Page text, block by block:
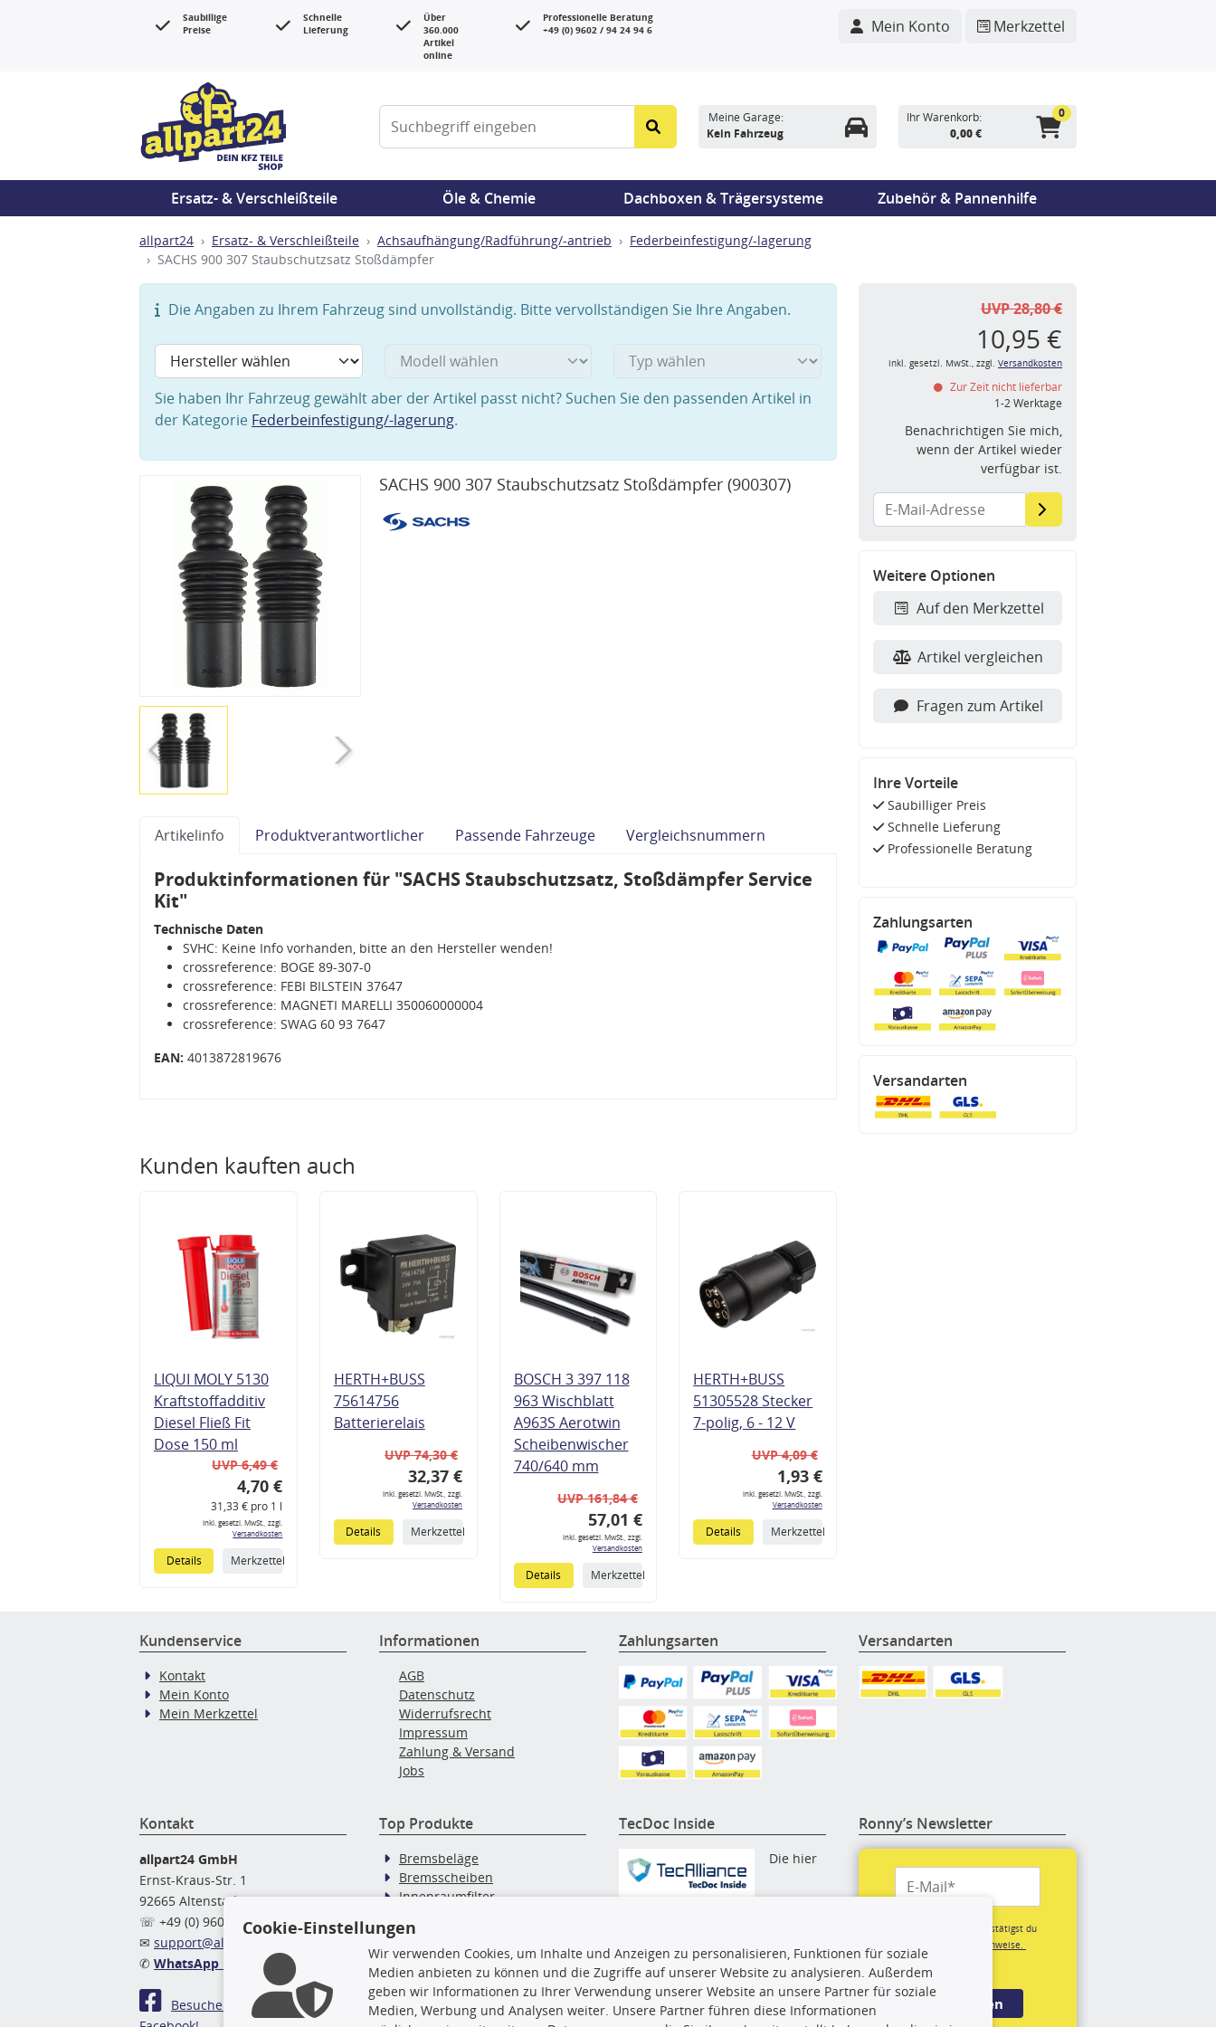
Saubillige
Preise
Schnelle
Lieferung
Über
360.000
Artikel
online
Professionelle Beratung
+49 (0) 9602 / 94 24 94 6
Mein Konto Merkzettel
Meine Garage:
Kein Fahrzeug
Ihr Warenkorb:
0,00 €
0
Ersatz- & Verschleißteile Öle & Chemie Dachboxen & Trägersysteme Zubehör & Pannenhilfe
allpart24 Ersatz- & Verschleißteile Achsaufhängung/Radführung/-antrieb
Federbeinfestigung/-lagerung
SACHS 900 307 Staubschutzsatz Stoßdämpfer
Die Angaben zu Ihrem Fahrzeug sind unvollständig. Bitte vervollständigen Sie Ihre Angaben.
Sie haben Ihr Fahrzeug gewählt aber der Artikel passt nicht? Suchen Sie den passenden Artikel in
der Kategorie Federbeinfestigung/-lagerung.
SACHS 900 307 Staubschutzsatz Stoßdämpfer (900307)
Artikelinfo Produktverantwortlicher Passende Fahrzeuge Vergleichsnummern
Produktinformationen für "SACHS Staubschutzsatz, Stoßdämpfer Service
Kit"
Technische Daten
SVHC: Keine Info vorhanden, bitte an den Hersteller wenden!
crossreference: BOGE 89-307-0
crossreference: FEBI BILSTEIN 37647
crossreference: MAGNETI MARELLI 350060000004
crossreference: SWAG 60 93 7647
EAN: 4013872819676
Kunden kauften auch
LIQUI MOLY 5130
Kraftstoffadditiv
Diesel Fließ Fit
Dose 150 ml
UVP 6,49 €
4,70 €
31,33 € pro 1 l
inkl. gesetzl. MwSt., zzgl.
Versandkosten
Details Merkzettel
HERTH+BUSS
75614756
Batterierelais
UVP 74,30 €
32,37 €
inkl. gesetzl. MwSt., zzgl.
Versandkosten
Details Merkzettel
BOSCH 3 397 118
963 Wischblatt
A963S Aerotwin
Scheibenwischer
740/640 mm
UVP 161,84 €
57,01 €
inkl. gesetzl. MwSt., zzgl.
Versandkosten
Details Merkzettel
HERTH+BUSS
51305528 Stecker
7-polig, 6 - 12 V
UVP 4,09 €
1,93 €
inkl. gesetzl. MwSt., zzgl.
Versandkosten
Details Merkzettel
UVP 28,80 €
10,95 €
inkl. gesetzl. MwSt., zzgl. Versandkosten
Zur Zeit nicht lieferbar
1-2 Werktage
Benachrichtigen Sie mich,
wenn der Artikel wieder
verfügbar ist.
Weitere Optionen
Auf den Merkzettel
Artikel vergleichen
Fragen zum Artikel
Ihre Vorteile
Saubilliger Preis
Schnelle Lieferung
Professionelle Beratung
Zahlungsarten
Versandarten
Kundenservice
Kontakt
Mein Konto
Mein Merkzettel
Informationen
AGB
Datenschutz
Widerrufsrecht
Impressum
Zahlung & Versand
Jobs
Zahlungsarten Versandarten
Kontakt
allpart24 GmbH
Ernst-Kraus-Str. 1
92665 Altenstadt
☏ +49 (0) 9602 / 9 42 49 46
✉ support@allpart24.de
✆ WhatsApp Nachricht
Besuchen Sie uns auf
Top Produkte
Bremsbeläge
Bremsscheiben
Innenraumfilter
Wischerblätter
Zündkerzen
TecDoc Inside
Die hier
nicht kopiert werden. Es ist zu
unterlassen, die Daten oder die
gesamte Datenbank ohne vorherige
Zustimmung TecDocs zu
vervielfältigen, zu verbreiten
Ronny’s Newsletter
Mit der Anmeldung bestätigst du
Datenschutzhinweise.
(*Pflichtfeld)
Anmelden
Cookie-Einstellungen
Wir verwenden Cookies, um Inhalte und Anzeigen zu personalisieren, Funktionen für soziale
Medien anbieten zu können und die Zugriffe auf unserer Website zu analysieren. Außerdem
geben wir Informationen zu Ihrer Verwendung unserer Website an unsere Partner für soziale
Medien, Werbung und Analysen weiter. Unsere Partner führen diese Informationen